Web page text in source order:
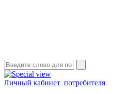
Личный кабинет потребителя